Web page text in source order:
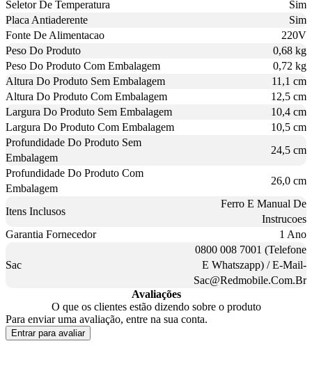
Seletor De Temperatura
Sim
Placa Antiaderente
Sim
Fonte De Alimentacao
220V
Peso Do Produto
0,68 kg
Peso Do Produto Com Embalagem
0,72 kg
Altura Do Produto Sem Embalagem
11,1 cm
Altura Do Produto Com Embalagem
12,5 cm
Largura Do Produto Sem Embalagem
10,4 cm
Largura Do Produto Com Embalagem
10,5 cm
Profundidade Do Produto Sem
Embalagem
24,5 cm
Profundidade Do Produto Com
Embalagem
26,0 cm
Itens Inclusos
Ferro E Manual De
Instrucoes
Garantia Fornecedor
1 Ano
Sac
0800 008 7001 (Telefone
E Whatszapp) / E-Mail-
Sac@Redmobile.Com.Br
Avaliações
O que os clientes estão dizendo sobre o produto
Para enviar uma avaliação, entre na sua conta.
Entrar para avaliar